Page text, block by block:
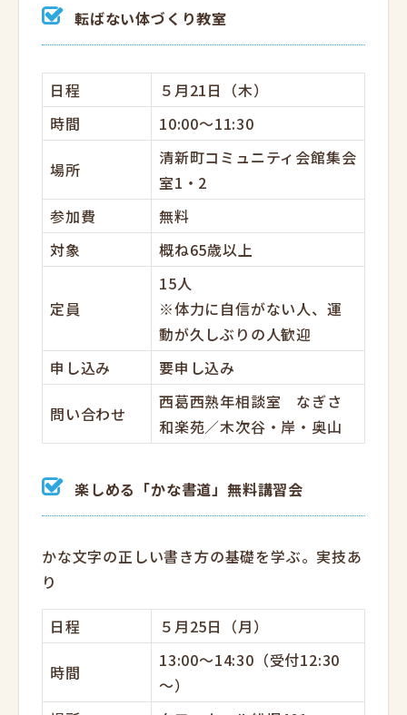
転ばない体づくり教室
日程
５月21日（木）
時間
10:00～11:30
場所
清新町コミュニティ会館集会
室1・2
参加費
無料
対象
概ね65歳以上
定員
15人
※体力に自信がない人、運
動が久しぶりの人歓迎
申し込み
要申し込み
問い合わせ
西葛西熟年相談室 なぎさ
和楽苑／木次谷・岸・奥山
楽しめる「かな書道」無料講習会
かな文字の正しい書き方の基礎を学ぶ。実技あ
り
日程 ５月25日（月）
時間
13:00～14:30（受付12:30
～）